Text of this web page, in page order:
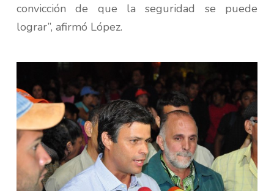
convicción de que la seguridad se puede
lograr”, afirmó López.